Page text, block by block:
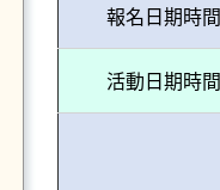
報名日期時間
活動日期時間